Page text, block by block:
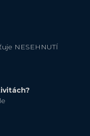
NESEHNUTÍ